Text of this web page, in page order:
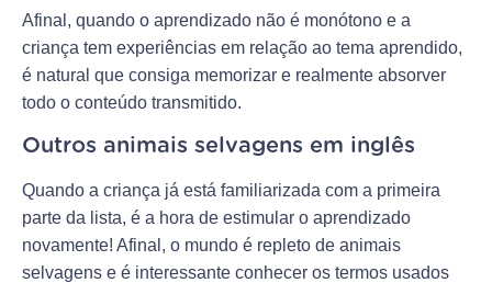
Afinal, quando o aprendizado não é monótono e a
criança tem experiências em relação ao tema aprendido,
é natural que consiga memorizar e realmente absorver
todo o conteúdo transmitido.
Outros animais selvagens em inglês
Quando a criança já está familiarizada com a primeira
parte da lista, é a hora de estimular o aprendizado
novamente! Afinal, o mundo é repleto de animais
selvagens e é interessante conhecer os termos usados